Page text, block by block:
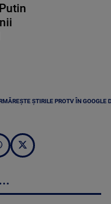
ȘTIRILE PROTV ÎN GOOGLE